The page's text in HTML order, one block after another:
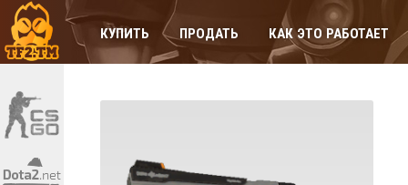
КУПИТЬ ПРОДАТЬ КАК ЭТО РАБОТАЕТ